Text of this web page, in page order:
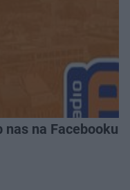
nas na Facebooku!